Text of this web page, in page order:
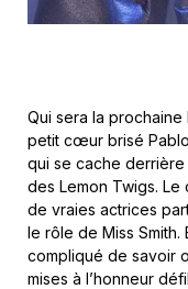
Qui sera la prochaine
petit cœur brisé Pablo
qui se cache derrière
des Lemon Twigs.
de vraies actrices
le rôle de Miss
compliqué de savoir
mises à l’honneur